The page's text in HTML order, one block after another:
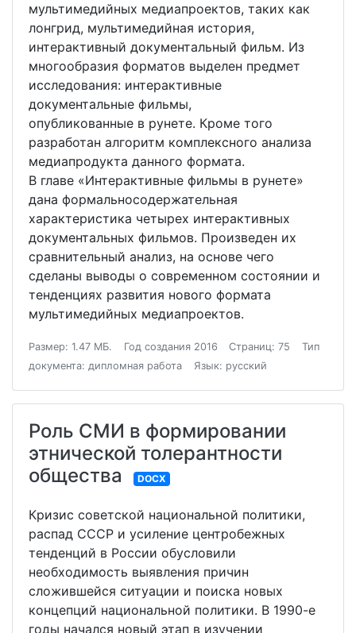
мультимедийных медиапроектов, таких как
лонгрид, мультимедийная история,
интерактивный документальный фильм. Из
многообразия форматов выделен предмет
исследования: интерактивные
документальные фильмы,
опубликованные в рунете. Кроме того
разработан алгоритм комплексного анализа
медиапродукта данного формата.
В главе «Интерактивные фильмы в рунете»
дана формальносодержательная
характеристика четырех интерактивных
документальных фильмов. Произведен их
сравнительный анализ, на основе чего
сделаны выводы о современном состоянии и
тенденциях развития нового формата
мультимедийных медиапроектов.
Размер: 1.47 МБ. Год создания 2016 Страниц: 75
Тип
документа: дипломная работа
Язык: русский
Роль СМИ в формировании
этнической толерантности
общества
DOCX
Кризис советской национальной политики,
распад СССР и усиление центробежных
тенденций в России обусловили
необходимость выявления причин
сложившейся ситуации и поиска новых
концепций национальной политики. В 1990-е
годы начался новый этап в изучении